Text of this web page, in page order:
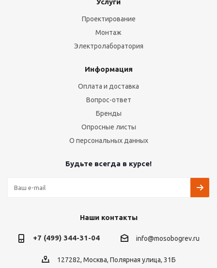
Услуги
Проектирование
Монтаж
Электролаборатория
Информация
Оплата и доставка
Вопрос-ответ
Бренды
Опросные листы
О персональных данных
Будьте всегда в курсе!
Наши контакты
+7 (499) 344-31-04 info@mosobogrev.ru
127282, Москва, Полярная улица, 31Б